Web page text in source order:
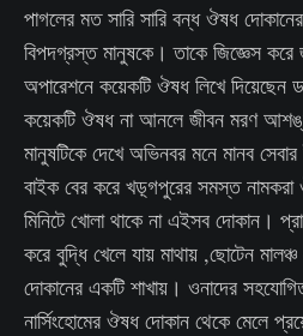
পাগলের মত সারি সারি বন্ধ ঔষধ
বিপদগ্রস্ত মানুষকে। তাকে জিজ্ঞেস করে
অপারেশনে কয়েকটি ঔষধ লিখে দিয়েছেন
কয়েকটি ঔষধ না আনলে জীবন মরণ
মানুষটিকে দেখে অভিনবর মনে মানব
বাইক বের করে খড়্গপুরের সমস্ত
মিনিটে খোলা থাকে না এইসব দোকান।
করে বুদ্ধি খেলে যায় মাথায় ,ছোটেন
দোকানের একটি শাখায়। ওনাদের
নার্সিংহোমের ঔষধ দোকান থেকে মেলে